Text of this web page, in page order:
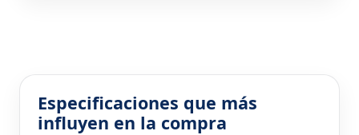
Especificaciones que más
influyen en la compra